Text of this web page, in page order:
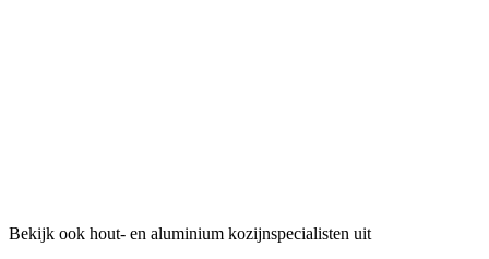
Bekijk ook hout- en aluminium kozijnspecialisten uit